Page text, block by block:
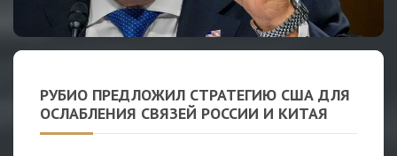
РУБИО ПРЕДЛОЖИЛ СТРАТЕГИЮ США ДЛЯ
ОСЛАБЛЕНИЯ СВЯЗЕЙ РОССИИ И КИТАЯ